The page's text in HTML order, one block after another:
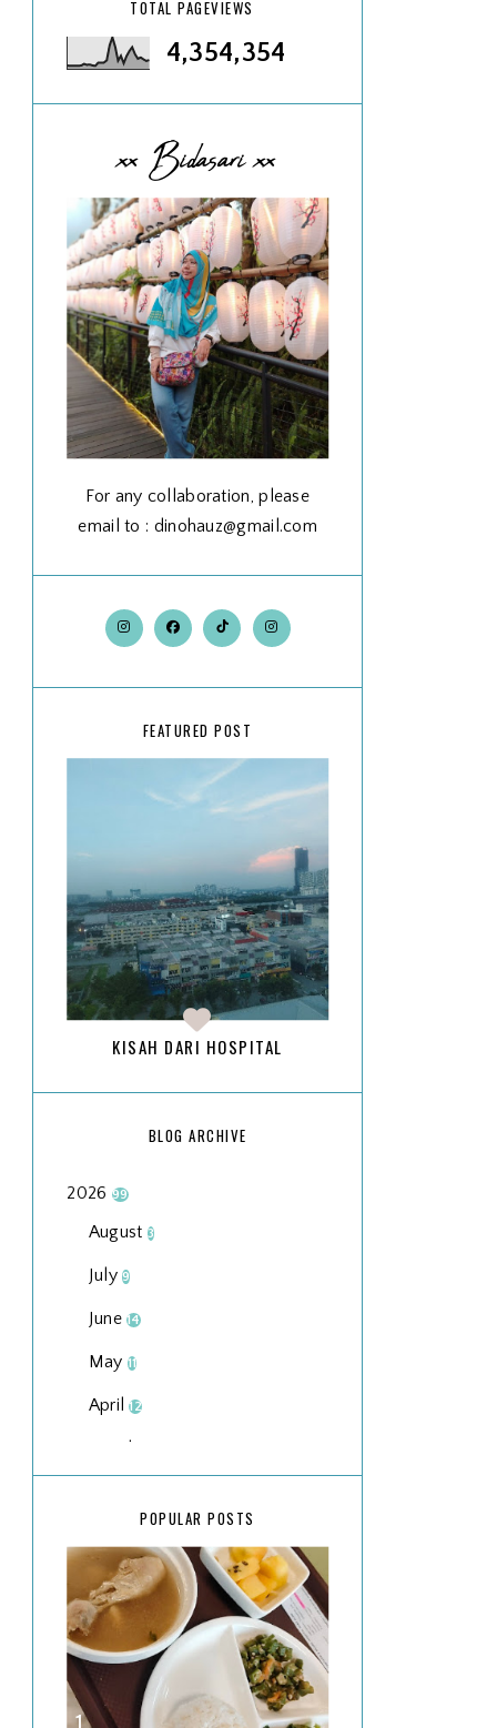
TOTAL PAGEVIEWS
4,354,354
xx Bidasari xx
For any collaboration, please
email to : dinohauz@gmail.com
FEATURED POST
KISAH DARI HOSPITAL
BLOG ARCHIVE
2026 99
August 3
July9
June14
May 11
April12
March
2025134
December15
November
October 13
POPULAR POSTS